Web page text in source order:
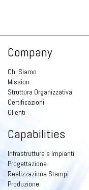
Company
Chi Siamo
Mission
Struttura Organizzativa
Certificazioni
Clienti
Capabilities
Infrastrutture e Impianti
Progettazione
Realizzazione Stampi
Produzione